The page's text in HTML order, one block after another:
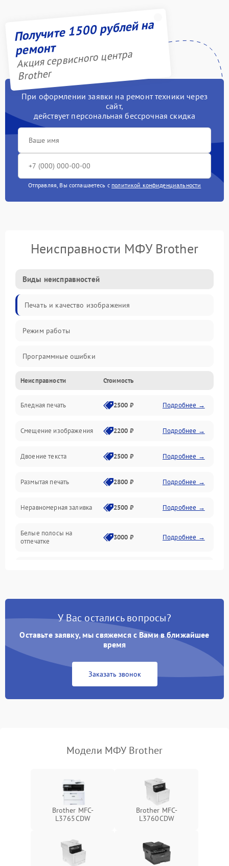
Получите 1500 рублей на
ремонт
Акция сервисного центра
Brother
При оформлении заявки на ремонт техники через
сайт,
действует персональная бессрочная скидка
Отправляя, Вы соглашаетесь с политикой конфиденциальности
Неисправности МФУ Brother
Виды неисправностей
Печать и качество изображения
Режим работы
Программные ошибки
Картриджи и расходники
Сканер и копирование
Механика и узлы
Программные сбои
Подключение и интерфейсы
Дисплей и органы управления
Изображение
Неисправности Стоимость
Бледная печать 2500 ₽ Подробнее →
Смещение изображения 2200 ₽ Подробнее →
Двоение текста 2500 ₽ Подробнее →
Размытая печать 2800 ₽ Подробнее →
Неравномерная заливка 2500 ₽ Подробнее →
Белые полосы на
отпечатке
3000 ₽ Подробнее →
У Вас остались вопросы?
Оставьте заявку, мы свяжемся с Вами в ближайшее
время
Заказать звонок
Модели МФУ Brother
Brother MFC-
L3765CDW
Brother MFC-
L3760CDW